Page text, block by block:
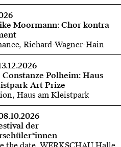
Moormann: Chor kontra
Richard-Wagner-Hain
Constanze Polheim: Haus
Art Prize
Haus am Kleistpark
der